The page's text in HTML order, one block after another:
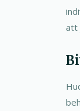
att